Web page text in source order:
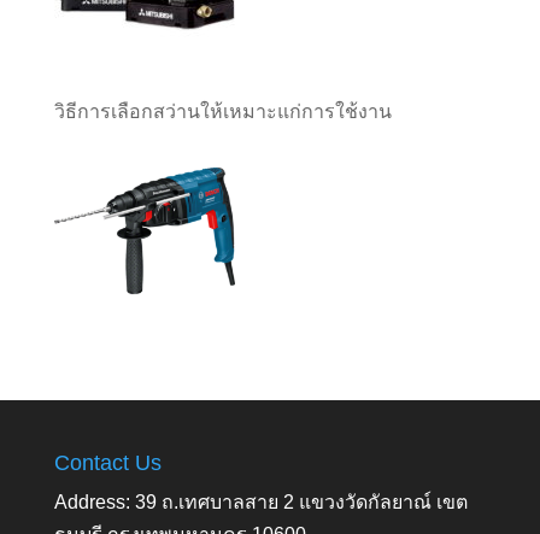
วิธีการเลือกสว่านให้เหมาะแก่การใช้งาน
Contact Us
Address: 39 ถ.เทศบาลสาย 2 แขวงวัดกัลยาณ์ เขต